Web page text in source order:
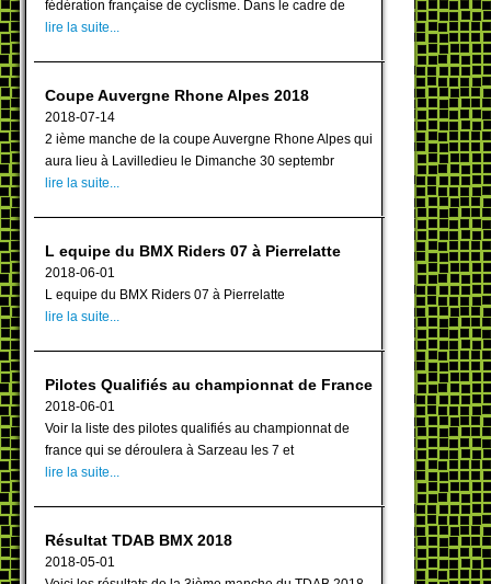
fédération française de cyclisme. Dans le cadre de
lire la suite...
Coupe Auvergne Rhone Alpes 2018
2018-07-14
2 ième manche de la coupe Auvergne Rhone Alpes qui
aura lieu à Lavilledieu le Dimanche 30 septembr
lire la suite...
L equipe du BMX Riders 07 à Pierrelatte
2018-06-01
L equipe du BMX Riders 07 à Pierrelatte
lire la suite...
Pilotes Qualifiés au championnat de France
2018-06-01
Voir la liste des pilotes qualifiés au championnat de
france qui se déroulera à Sarzeau les 7 et
lire la suite...
Résultat TDAB BMX 2018
2018-05-01